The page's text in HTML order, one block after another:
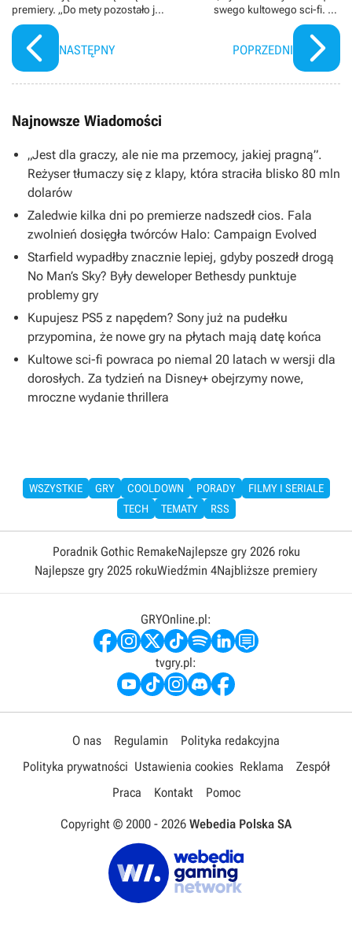
premiery. „Do mety pozostało już
tylko kilka okrążeń”
NASTĘPNY
swego kultowego sci-fi. Po
latach wyjaśnił, dlaczego nie
chce kontynuacji E.T
POPRZEDNI
Najnowsze Wiadomości
„Jest dla graczy, ale nie ma przemocy, jakiej pragną”.
Reżyser tłumaczy się z klapy, która straciła blisko 80 mln
dolarów
Zaledwie kilka dni po premierze nadszedł cios. Fala
zwolnień dosięgła twórców Halo: Campaign Evolved
Starfield wypadłby znacznie lepiej, gdyby poszedł drogą
No Man’s Sky? Były deweloper Bethesdy punktuje
problemy gry
Kupujesz PS5 z napędem? Sony już na pudełku
przypomina, że nowe gry na płytach mają datę końca
Kultowe sci-fi powraca po niemal 20 latach w wersji dla
dorosłych. Za tydzień na Disney+ obejrzymy nowe,
mroczne wydanie thrillera
WSZYSTKIE GRY COOLDOWN PORADY
FILMY I SERIALE
TECH
TEMATY RSS
Poradnik Gothic RemakeNajlepsze gry 2026 roku
Najlepsze gry 2025 rokuWiedźmin 4Najbliższe premiery
GRYOnline.pl:
tvgry.pl:
O nas Regulamin
Polityka redakcyjna
Polityka prywatności Ustawienia cookies Reklama
Zespół
Praca
Kontakt Pomoc
Copyright © 2000 - 2026 Webedia Polska SA